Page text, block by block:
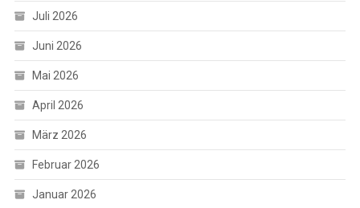
Juli 2026
Juni 2026
Mai 2026
April 2026
März 2026
Februar 2026
Januar 2026